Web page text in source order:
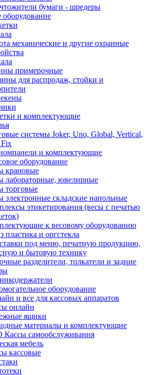
бумаги - шредеры
оборудование
механические и другие охранные
примерочные
для распродаж, стойки и
и комплектующие
системы Joker, Uno, Global, Vertical,
и комплектующие
оборудование
крановые
лабораторные, ювелирные
торговые
электронные складские напольные
этикетирования (весы с печатью
к весовому оборудованию
пластика и оргстекла
под меню, печатную продукцию,
и бытовую технику
разделители, толкатели и задние
оборудование
и все для кассовых аппаратов
онлайн
ящики
материалы и комплектующие
самообслуживания
мебель
кассовые